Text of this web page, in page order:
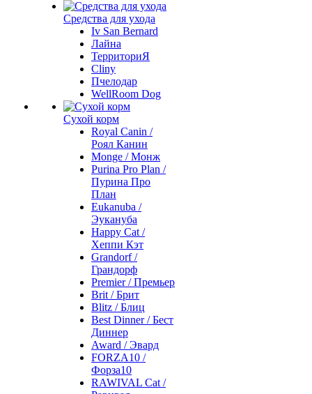
Средства для ухода
Iv San Bernard
Лайна
ТерриториЯ
Cliny
Пчелодар
WellRoom Dog
Сухой корм
Royal Canin /
Роял Канин
Monge / Монж
Purina Pro Plan /
Пурина Про
План
Eukanuba /
Эукануба
Happy Cat /
Хеппи Кэт
Grandorf /
Грандорф
Premier / Премьер
Brit / Брит
Blitz / Блиц
Best Dinner / Бест
Диннер
Award / Эвард
FORZA10 /
Форза10
RAWIVAL Cat /